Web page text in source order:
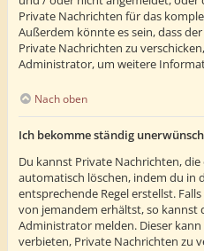
Private Nachrichten für das
Außerdem könnte es sein, dass
Private Nachrichten zu
Administrator, um weitere
Nach oben
Ich bekomme ständig
Du kannst Private Nachrichten,
automatisch löschen, indem du in
entsprechende Regel erstellst.
von jemandem erhältst, so kannst
Administrator melden. Dieser
verbieten, Private Nachrichten zu